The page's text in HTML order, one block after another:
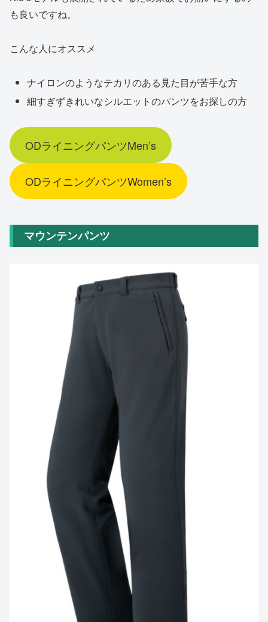
も良いですね。
こんな人にオススメ
ナイロンのようなテカリのある見た目が苦手な方
細すぎずきれいなシルエットのパンツをお探しの方
ODライニングパンツMen’s
ODライニングパンツWomen’s
マウンテンパンツ